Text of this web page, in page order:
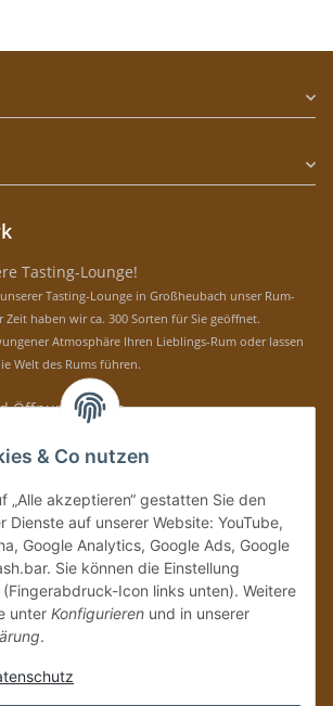
Tasting-Lounge!
Tasting-Lounge in Großheubach unser Rum-
haben wir ca. 300 Sorten für Sie geöffnet.
Atmosphäre Ihren Lieblings-Rum oder lassen
Welt des Rums führen.
Öffnungszeiten
mit unseren aktuellen Rum-News!
IhrerDatenschutzerklärung
regelmäßig und
zu Ihrem Produktsortiment per E-Mail zu.
Vertrag widerrufen
& Co nutzen
„Alle akzeptieren“ gestatten Sie den
Dienste auf unserer Website: YouTube,
Google Analytics, Google Ads, Google
Sie können die Einstellung
Icon links unten). Weitere
unter Konfigurieren und in unserer
.